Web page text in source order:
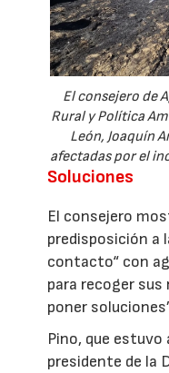
El consejero de
Rural y Política
León, Joaquín
afectadas por el
Soluciones
El consejero
predisposición a
contacto“ con
para recoger sus
poner
Pino, que estuvo
presidente de la